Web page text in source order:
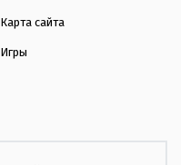
Карта сайта
Игры